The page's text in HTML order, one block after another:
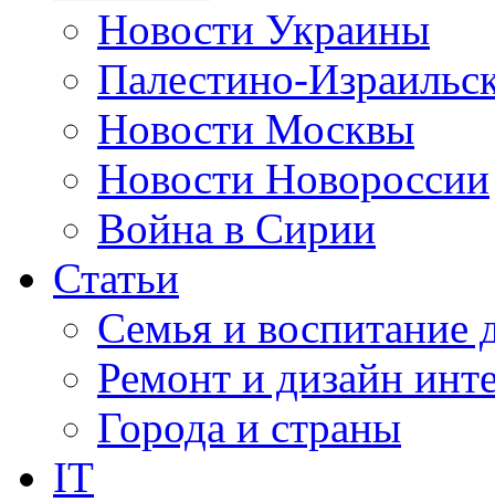
Новости Украины
Палестино-
Новости Москвы
Новости Новороссии
Война в Сирии
Статьи
Семья и воспитание
Ремонт и дизайн
Города и страны
IT